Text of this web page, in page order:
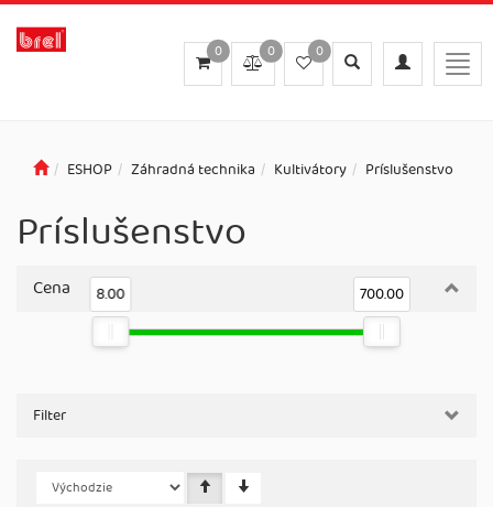
Toggle
navigation
Toggle
search
0
0
0
ESHOP Záhradná technika Kultivátory Príslušenstvo
Príslušenstvo
Cena 8.00 700.00
Filter